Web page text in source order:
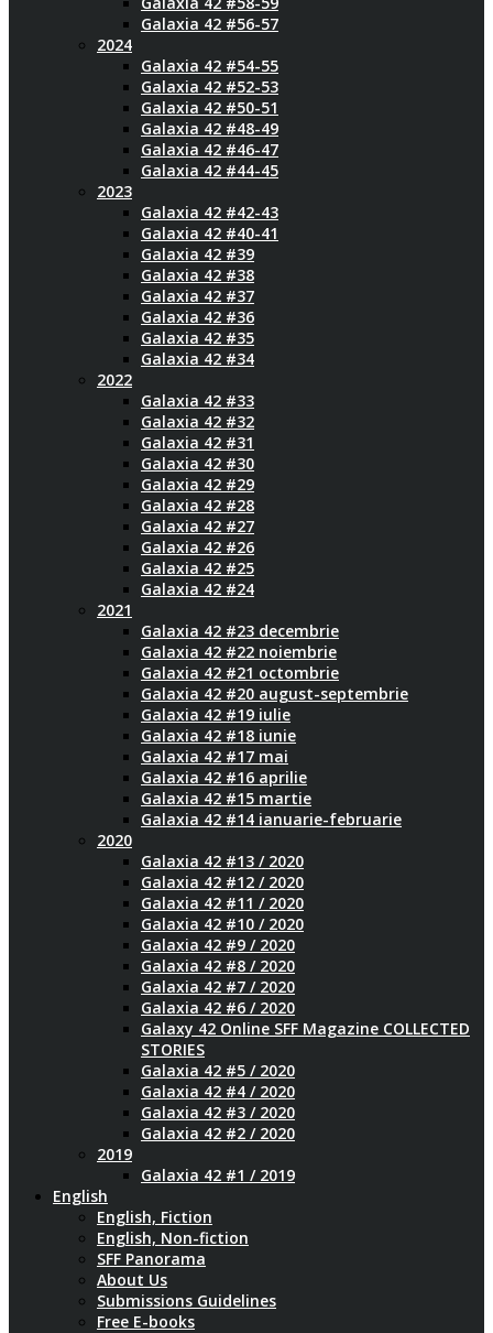
Galaxia 42 #56-57
2024
Galaxia 42 #54-55
Galaxia 42 #52-53
Galaxia 42 #50-51
Galaxia 42 #48-49
Galaxia 42 #46-47
Galaxia 42 #44-45
2023
Galaxia 42 #42-43
Galaxia 42 #40-41
Galaxia 42 #39
Galaxia 42 #38
Galaxia 42 #37
Galaxia 42 #36
Galaxia 42 #35
Galaxia 42 #34
2022
Galaxia 42 #33
Galaxia 42 #32
Galaxia 42 #31
Galaxia 42 #30
Galaxia 42 #29
Galaxia 42 #28
Galaxia 42 #27
Galaxia 42 #26
Galaxia 42 #25
Galaxia 42 #24
2021
Galaxia 42 #23 decembrie
Galaxia 42 #22 noiembrie
Galaxia 42 #21 octombrie
Galaxia 42 #20 august-septembrie
Galaxia 42 #19 iulie
Galaxia 42 #18 iunie
Galaxia 42 #17 mai
Galaxia 42 #16 aprilie
Galaxia 42 #15 martie
Galaxia 42 #14 ianuarie-februarie
2020
Galaxia 42 #13 / 2020
Galaxia 42 #12 / 2020
Galaxia 42 #11 / 2020
Galaxia 42 #10 / 2020
Galaxia 42 #9 / 2020
Galaxia 42 #8 / 2020
Galaxia 42 #7 / 2020
Galaxia 42 #6 / 2020
Galaxy 42 Online SFF Magazine COLLECTED
STORIES
Galaxia 42 #5 / 2020
Galaxia 42 #4 / 2020
Galaxia 42 #3 / 2020
Galaxia 42 #2 / 2020
2019
Galaxia 42 #1 / 2019
English
English, Fiction
English, Non-fiction
SFF Panorama
About Us
Submissions Guidelines
Free E-books